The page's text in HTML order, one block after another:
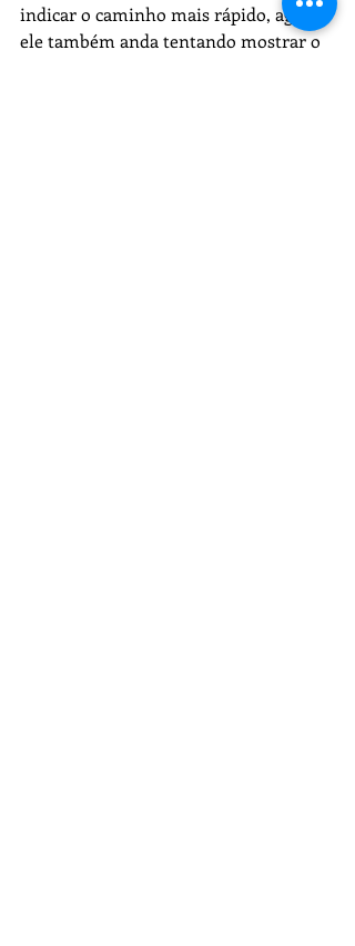
indicar o caminho mais rápido, agora
ele também anda tentando mostrar o